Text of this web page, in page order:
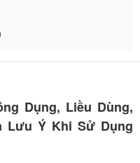
Dụng, Liều Dùng,
Lưu Ý Khi Sử Dụng